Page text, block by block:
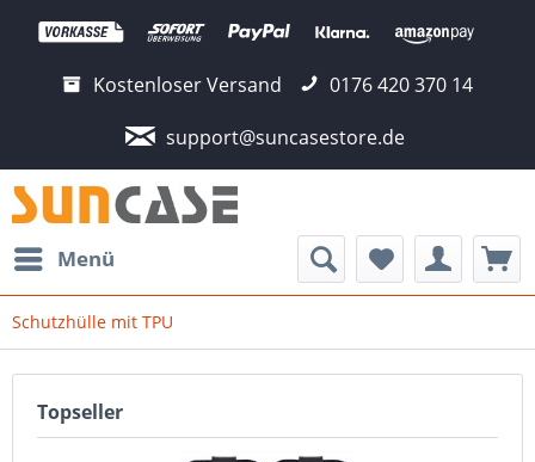
Kostenloser Versand
0176 420 370 14
support@suncasestore.de
Menü
Schutzhülle mit TPU
Topseller